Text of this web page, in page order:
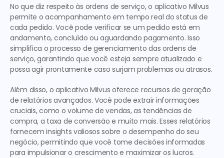
No que diz respeito às ordens de serviço, o aplicativo Milvus
permite o acompanhamento em tempo real do status de
cada pedido. Você pode verificar se um pedido está em
andamento, concluído ou aguardando pagamento. Isso
simplifica o processo de gerenciamento das ordens de
serviço, garantindo que você esteja sempre atualizado e
possa agir prontamente caso surjam problemas ou atrasos.
Além disso, o aplicativo Milvus oferece recursos de geração
de relatórios avançados. Você pode extrair informações
cruciais, como o volume de vendas, as tendências de
compra, a taxa de conversão e muito mais. Esses relatórios
fornecem insights valiosos sobre o desempenho do seu
negócio, permitindo que você tome decisões informadas
para impulsionar o crescimento e maximizar os lucros.